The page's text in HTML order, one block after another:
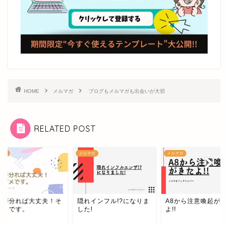
HOME メルマガ ブログもメルマガも出会いが大切
RELATED POST
メルマガ
隠れインフル!?になりま
した!
A8から注意喚起がきた
自分が分れ